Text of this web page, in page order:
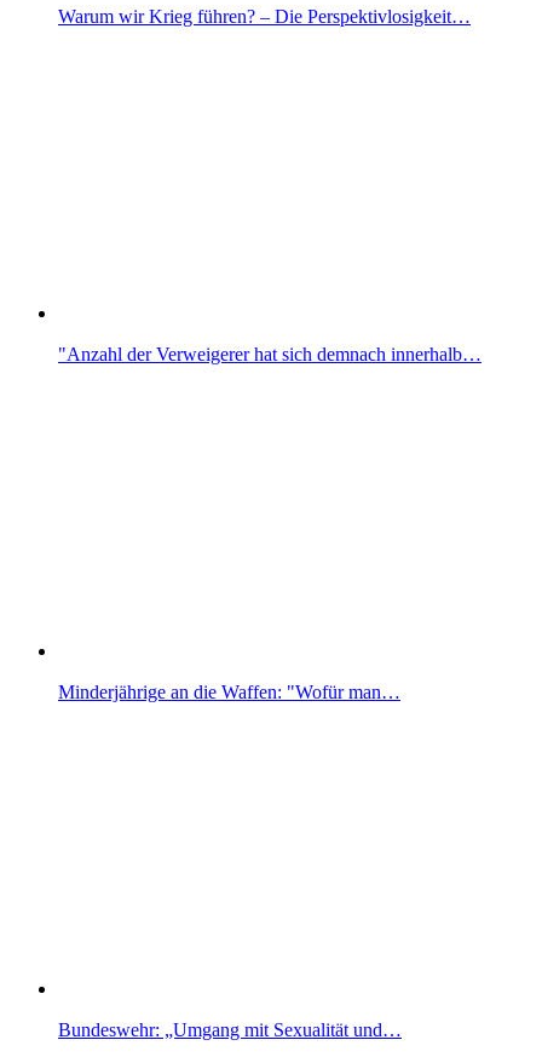
Warum wir Krieg führen? – Die Perspektivlosigkeit…
"Anzahl der Verweigerer hat sich demnach innerhalb…
Minderjährige an die Waffen: "Wofür man…
Bundeswehr: „Umgang mit Sexualität und…